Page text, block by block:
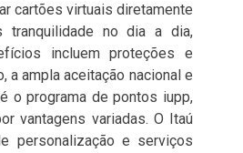
cartões virtuais diretamente
tranquilidade no dia a dia,
incluem proteções e
ampla aceitação nacional e
o programa de pontos iupp,
vantagens variadas. O Itaú
personalização e serviços